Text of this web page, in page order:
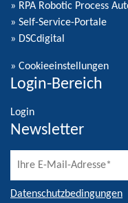
» RPA Robotic Process
» Self-Service-Portale
» DSCdigital
» Cookieeinstellungen
Login-Bereich
Login
Newsletter
Datenschutzbedingungen